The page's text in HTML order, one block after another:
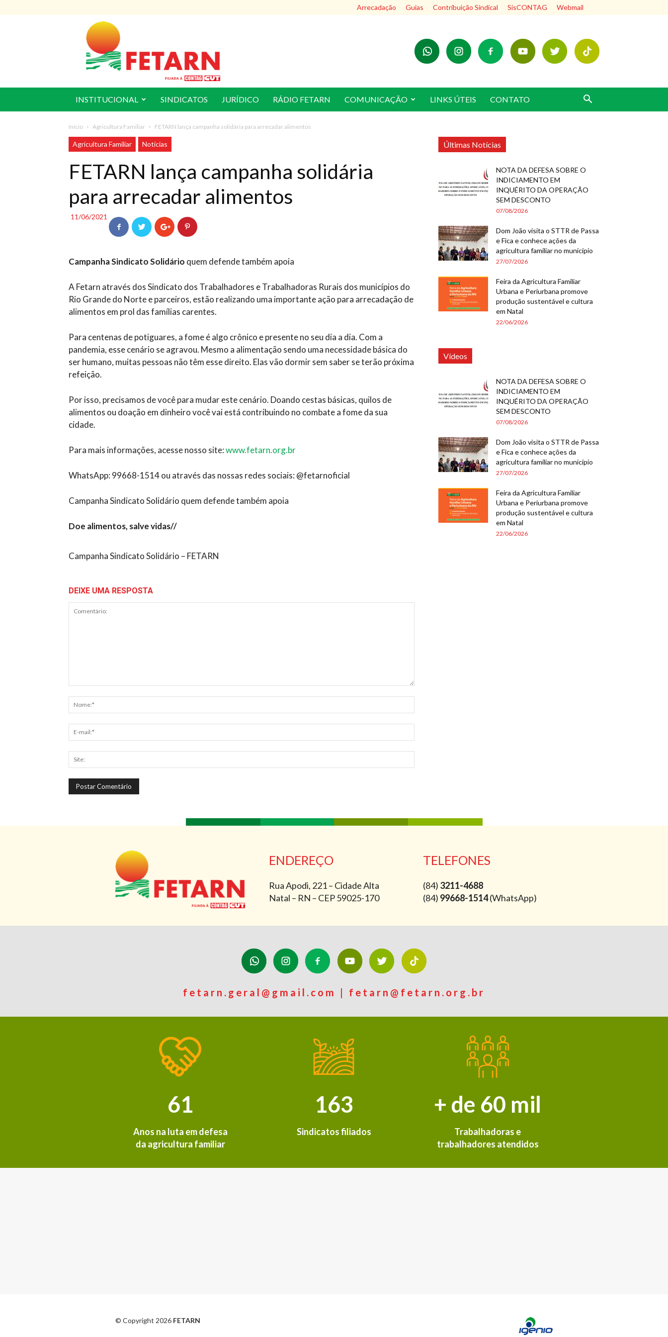
Arrecadação Guias Contribuição Sindical SisCONTAG Webmail
FETARN
INSTITUCIONAL SINDICATOS JURÍDICO RÁDIO FETARN COMUNICAÇÃO LINKS ÚTEIS CONTATO
Início Agricultura Familiar FETARN lança campanha solidária para arrecadar alimentos
Agricultura Familiar Notícias
FETARN lança campanha solidária
para arrecadar alimentos
11/06/2021
Campanha Sindicato Solidário quem defende também apoia
A Fetarn através dos Sindicato dos Trabalhadores e Trabalhadoras Rurais dos municípios do
Rio Grande do Norte e parceiros, estão realizando uma importante ação para arrecadação de
alimentos em prol das famílias carentes.
Para centenas de potiguares, a fome é algo crônico e presente no seu dia a dia. Com a
pandemia, esse cenário se agravou. Mesmo a alimentação sendo uma necessidade básica do
ser humano, muitas pessoas não têm esse direito. Elas vão dormir sem saber se terão próxima
refeição.
Por isso, precisamos de você para mudar este cenário. Doando cestas básicas, quilos de
alimentos ou doação em dinheiro você vai está contribuindo no combate a fome da sua
cidade.
Para mais informações, acesse nosso site:www.fetarn.org.br
WhatsApp: 99668-1514 ou através das nossas redes sociais: @fetarnoficial
Campanha Sindicato Solidário quem defende também apoia
Doe alimentos, salve vidas//
Campanha Sindicato Solidário – FETARN
DEIXE UMA RESPOSTA
Últimas Notícias
NOTA DA DEFESA SOBRE O
INDICIAMENTO EM
INQUÉRITO DA OPERAÇÃO
SEM DESCONTO
07/08/2026
Dom João visita o STTR de Passa
e Fica e conhece ações da
agricultura familiar no município
27/07/2026
Feira da Agricultura Familiar
Urbana e Periurbana promove
produção sustentável e cultura
em Natal
22/06/2026
Vídeos
NOTA DA DEFESA SOBRE O
INDICIAMENTO EM
INQUÉRITO DA OPERAÇÃO
SEM DESCONTO
07/08/2026
Dom João visita o STTR de Passa
e Fica e conhece ações da
agricultura familiar no município
27/07/2026
Feira da Agricultura Familiar
Urbana e Periurbana promove
produção sustentável e cultura
em Natal
22/06/2026
ENDEREÇO
Rua Apodi, 221 – Cidade Alta
Natal – RN – CEP 59025-170
TELEFONES
(84) 3211-4688
(84) 99668-1514(WhatsApp)
fetarn.geral@gmail.com | fetarn@fetarn.org.br
61
Anos na luta em defesa
da agricultura familiar
163
Sindicatos filiados
+ de 60 mil
Trabalhadoras e
trabalhadores atendidos
© Copyright 2026 FETARN